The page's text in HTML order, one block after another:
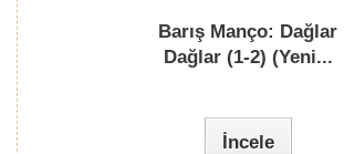
Barış Manço: Dağlar
Dağlar (1-2) (Yeni...
İncele